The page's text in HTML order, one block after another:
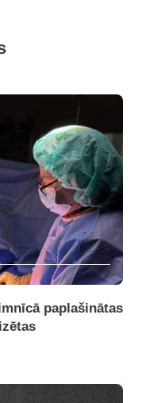
paplašinātas